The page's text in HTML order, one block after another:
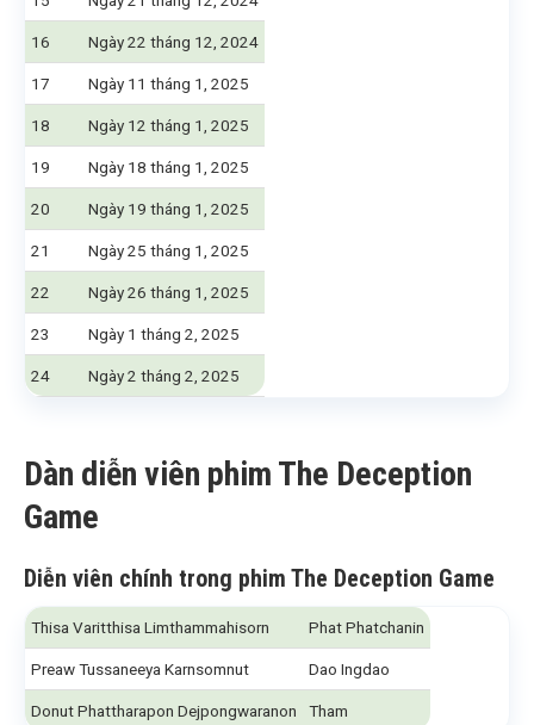
16 Ngày 22 tháng 12, 2024
17 Ngày 11 tháng 1, 2025
18 Ngày 12 tháng 1, 2025
19 Ngày 18 tháng 1, 2025
20 Ngày 19 tháng 1, 2025
21 Ngày 25 tháng 1, 2025
22 Ngày 26 tháng 1, 2025
23 Ngày 1 tháng 2, 2025
24 Ngày 2 tháng 2, 2025
Dàn diễn viên phim The Deception
Game
Diễn viên chính trong phim The Deception Game
Thisa Varitthisa Limthammahisorn Phat Phatchanin
Preaw Tussaneeya Karnsomnut Dao Ingdao
Donut Phattharapon Dejpongwaranon Tham